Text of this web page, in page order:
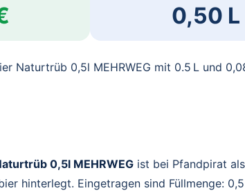
0,50 L
Naturtrüb 0,5l MEHRWEG mit 0.5 L und
0,5l MEHRWEG ist bei Pfandpirat
hinterlegt. Eingetragen sind Füllmenge: